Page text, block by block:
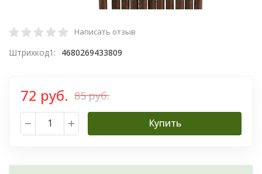
Написать отзыв
Штрихкод1: 4680269433809
72 руб. 85 руб.
Купить